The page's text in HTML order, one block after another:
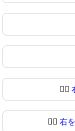
👉🏽
👉🏾 右